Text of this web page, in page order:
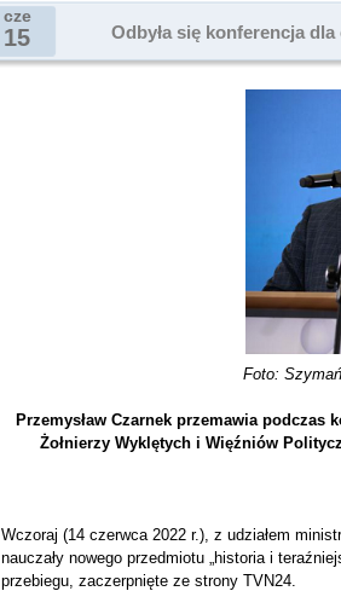
cze
15 Odbyła się konferencja
Foto:
Przemysław Czarnek przemawia
Żołnierzy Wyklętych i Więźniów
Wczoraj (14 czerwca 2022 r.), z udziałem
nauczały nowego przedmiotu „historia i
przebiegu, zaczerpnięte ze strony TVN24.